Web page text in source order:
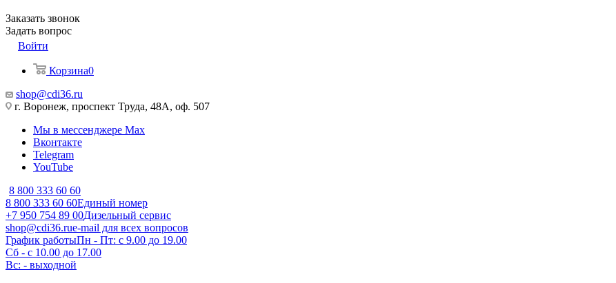
Заказать звонок
Задать вопрос
Войти
Корзина0
shop@cdi36.ru
г. Воронеж, проспект Труда, 48А, оф. 507
Мы в мессенджере Max
Вконтакте
Telegram
YouTube
8 800 333 60 60
8 800 333 60 60Единый номер
+7 950 754 89 00Дизельный сервис
shop@cdi36.rue-mail для всех вопросов
График работыПн - Пт: с 9.00 до 19.00
Сб - с 10.00 до 17.00
Вс: - выходной